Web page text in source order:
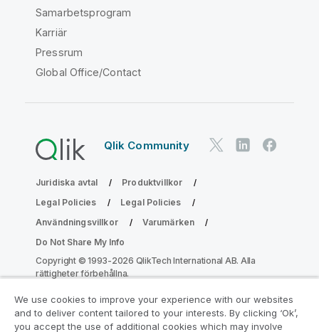
Samarbetsprogram
Karriär
Pressrum
Global Office/Contact
Qlik Community
Juridiska avtal
Produktvillkor
Legal Policies
Legal Policies
Användningsvillkor
Varumärken
Do Not Share My Info
Copyright © 1993-2026 QlikTech International AB. Alla
rättigheter förbehållna.
Gå med i programmet Analytics
We use cookies to improve your experience with our websites
and to deliver content tailored to your interests. By clicking ‘Ok’,
you accept the use of additional cookies which may involve